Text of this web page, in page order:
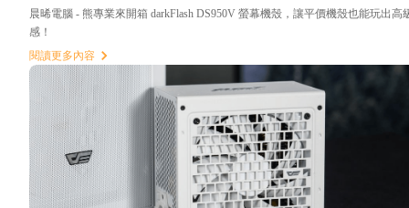
晨晞電腦 - 熊專業來開箱 darkFlash DS950V 螢幕機殼，讓平價機殼也能玩出高
感！
閱讀更多內容